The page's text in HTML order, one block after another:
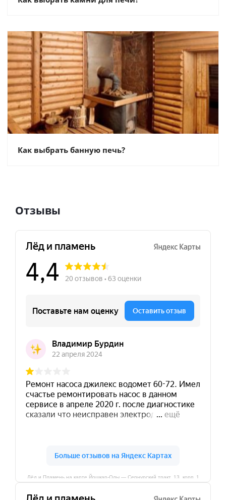
Как выбрать банную печь?
Отзывы
Лёд и Пламень на карте Йошкар‑Олы — Сернурский тракт, 13, корп. 1